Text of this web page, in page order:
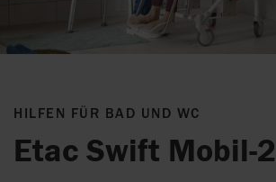
HILFEN FÜR BAD UND WC
Etac Swift Mobil-2